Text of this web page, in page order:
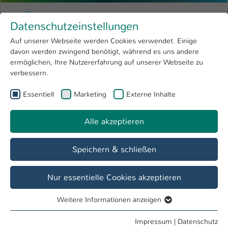
Menu
Forschung 4
Open submenu
Hochschule
International
Zum Hauptinhalt springen
Hochschule Kaiserslautern
Sie sind hier:
Labore
Fachbereich
Übersicht Studieninteressierte Studierende
Labor H 2.051-2.053 - Mikropozessorlabor
Lehre
Programmierung von Mikrocontrollern
Maschinennahes Programmieren (Interrupts, Device-
Datenschutzeinstellungen
Auf unserer Webseite werden Cookies verwendet. Einige
davon werden zwingend benötigt, während es uns andere
ermöglichen, Ihre Nutzererfahrung auf unserer Webseite zu
verbessern.
Essentiell Marketing Externe Inhalte
Alle akzeptieren
Speichern & schließen
Nur essentielle Cookies akzeptieren
Essentielle Cookies werden für grundlegende Funktionen
Weitere Informationen anzeigen
Impressum | Datenschutz